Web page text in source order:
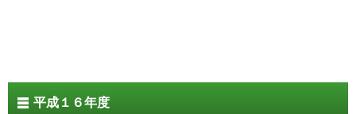
平成１６年度